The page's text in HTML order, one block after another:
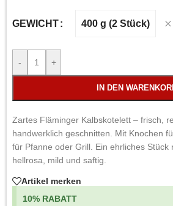
GEWICHT 400 g (2 Stück)
- +
IN DEN
Zartes Fläminger Kalbskotelett – frisch,
handwerklich geschnitten. Mit Knochen
für Pfanne oder Grill. Ein ehrliches Stück
hellrosa, mild und saftig.
Artikel merken
10% RABATT